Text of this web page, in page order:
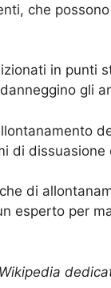
che
in punti
gli
di dissuasione
di
esperto per